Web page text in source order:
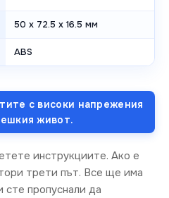
50 x 72.5 x 16.5 мм
ABS
с високи напрежения
живот.
инструкциите. Ако е
трети път. Все ще има
пропуснали да